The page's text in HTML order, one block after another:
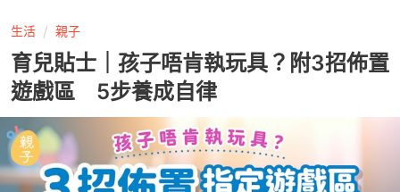
生活 親子
育兒貼士｜孩子唔肯執玩具？附3招佈置
遊戲區 5步養成自律